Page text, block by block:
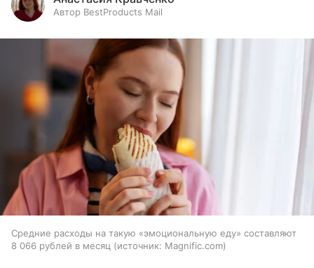
Автор BestProducts Mail
Средние расходы на такую «эмоциональную еду» составляют
8 066 рублей в месяц
источник: Magnific.com